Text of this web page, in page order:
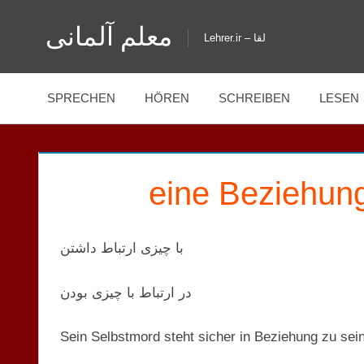
معلم آلمانی Lehrer.ir – لقا
SPRECHEN HÖREN SCHREIBEN LESEN
eine
با چیزی ارتباط داشتن
در ارتباط با چیزی بودن
Sein Selbstmord steht sicher in Beziehung zu